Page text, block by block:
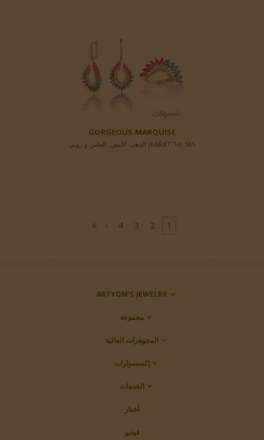
GORGEOUS MARQUISE
585 (14 KARAT) الذهب الأبيض, الماس و روبي
1
2
3
4
›
ARTYOM’S JEWELRY
مجموعة
المجوهرات العالية
إكسسوارات
الخدمات
أخبار
فيديو